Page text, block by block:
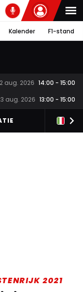
Kalender F1-stand
aug. 2026 14:00 - 15:00
aug. 2026 13:00 - 15:00
2021